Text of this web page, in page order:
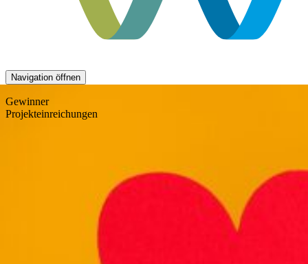
Navigation öffnen
Gewinner
Projekteinreichungen